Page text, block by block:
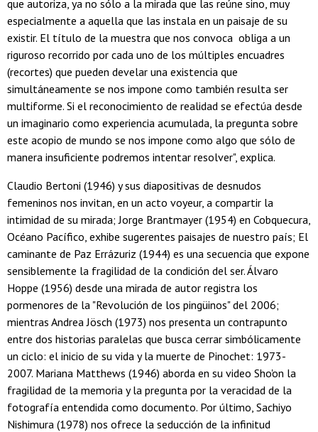
que autoriza, ya no sólo a la mirada que las reúne sino, muy
especialmente a aquella que las instala en un paisaje de su
existir. El título de la muestra que nos convoca obliga a un
riguroso recorrido por cada uno de los múltiples encuadres
(recortes) que pueden develar una existencia que
simultáneamente se nos impone como también resulta ser
multiforme. Si el reconocimiento de realidad se efectúa desde
un imaginario como experiencia acumulada, la pregunta sobre
este acopio de mundo se nos impone como algo que sólo de
manera insuficiente podremos intentar resolver", explica.
Claudio Bertoni (1946) y sus diapositivas de desnudos
femeninos nos invitan, en un acto voyeur, a compartir la
intimidad de su mirada; Jorge Brantmayer (1954) en Cobquecura,
Océano Pacífico, exhibe sugerentes paisajes de nuestro país; El
caminante de Paz Errázuriz (1944) es una secuencia que expone
sensiblemente la fragilidad de la condición del ser. Álvaro
Hoppe (1956) desde una mirada de autor registra los
pormenores de la "Revolución de los pingüinos" del 2006;
mientras Andrea Jösch (1973) nos presenta un contrapunto
entre dos historias paralelas que busca cerrar simbólicamente
un ciclo: el inicio de su vida y la muerte de Pinochet: 1973-
2007. Mariana Matthews (1946) aborda en su video Sho'on la
fragilidad de la memoria y la pregunta por la veracidad de la
fotografía entendida como documento. Por último, Sachiyo
Nishimura (1978) nos ofrece la seducción de la infinitud